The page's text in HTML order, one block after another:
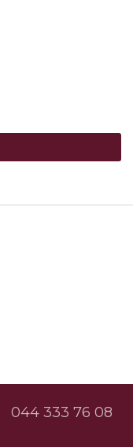
044 333 76 08